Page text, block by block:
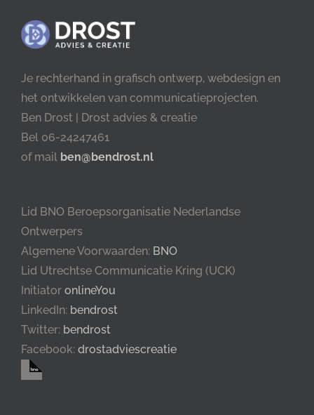
Je rechterhand in grafisch ontwerp, webdesign en
het ontwikkelen van communicatieprojecten.
Ben Drost | Drost advies & creatie
Bel 06-24247461
of mail ben@bendrost.nl
Lid BNO Beroepsorganisatie Nederlandse
Ontwerpers
Algemene Voorwaarden: BNO
Lid Utrechtse Communicatie Kring (UCK)
Initiator onlineYou
LinkedIn: bendrost
Twitter: bendrost
Facebook: drostadviescreatie